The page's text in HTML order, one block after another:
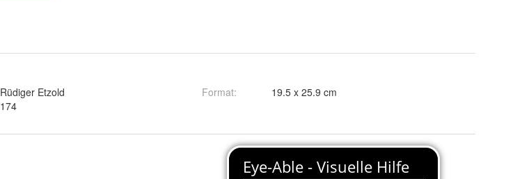
Rüdiger Etzold
174
Format: 19.5 x 25.9 cm